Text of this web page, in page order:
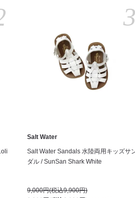
Salt Water
Salt Water Sandals 水陸両用キッズサ
ダル / SunSan Shark White
9,000円(税込9,900円)
3